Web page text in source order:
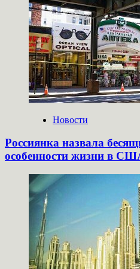
Новости
Россиянка назвала
особенности жизни в